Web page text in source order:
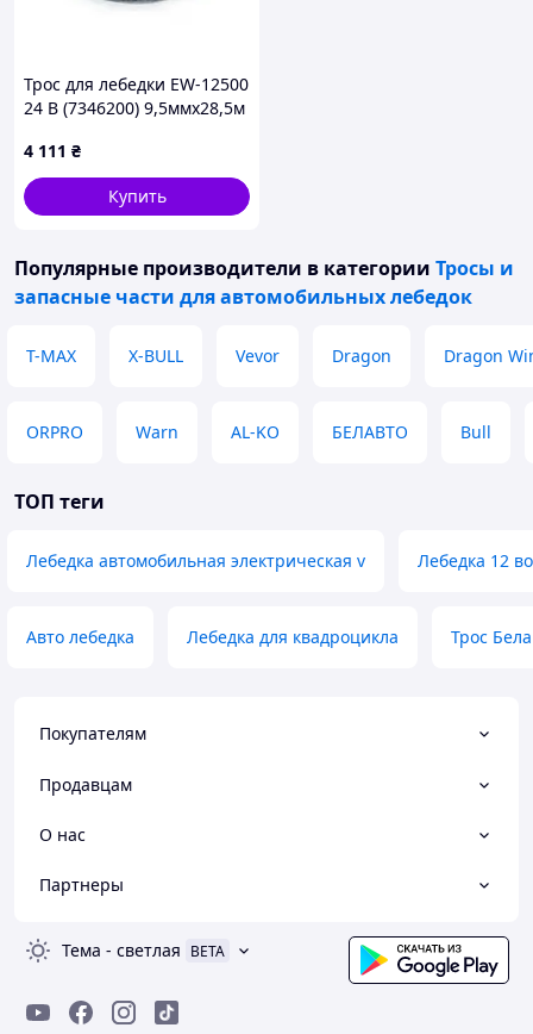
Трос для лебедки EW-12500
24 В (7346200) 9,5ммх28,5м
4 111 ₴
Купить
Популярные производители в категории Тросы и
запасные части для автомобильных лебедок
T-MAX X-BULL Vevor Dragon Dragon
ORPRO Warn AL-KO БЕЛАВТО Bull
ТОП теги
Лебедка автомобильная электрическая v Лебедка 12
Авто лебедка Лебедка для квадроцикла Трос
Покупателям
Продавцам
О нас
Партнеры
Тема - светлая BETA